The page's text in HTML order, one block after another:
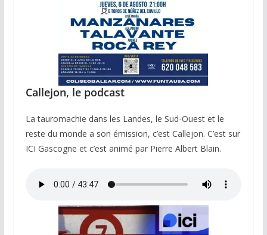
Callejon, le podcast
La tauromachie dans les Landes, le Sud-Ouest et le
reste du monde a son émission, c’est Callejon. C’est sur
ICI Gascogne et c’est animé par Pierre Albert Blain.